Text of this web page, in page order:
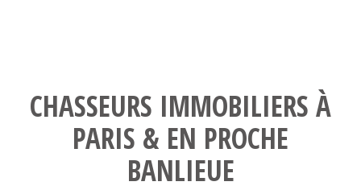
CHASSEURS IMMOBILIERS À
PARIS & EN PROCHE
BANLIEUE